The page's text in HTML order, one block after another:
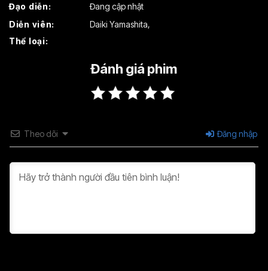
Tập 22
Tập 26
Đạo diễn:
Đang cập nhật
Diễn viên:
Daiki Yamashita,
Thể loại:
Đánh giá phim
Theo dõi Đăng nhập